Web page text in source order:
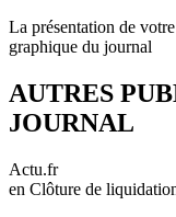
La présentation de
graphique du journal
AUTRES
JOURNAL
Actu.fr
en Clôture de